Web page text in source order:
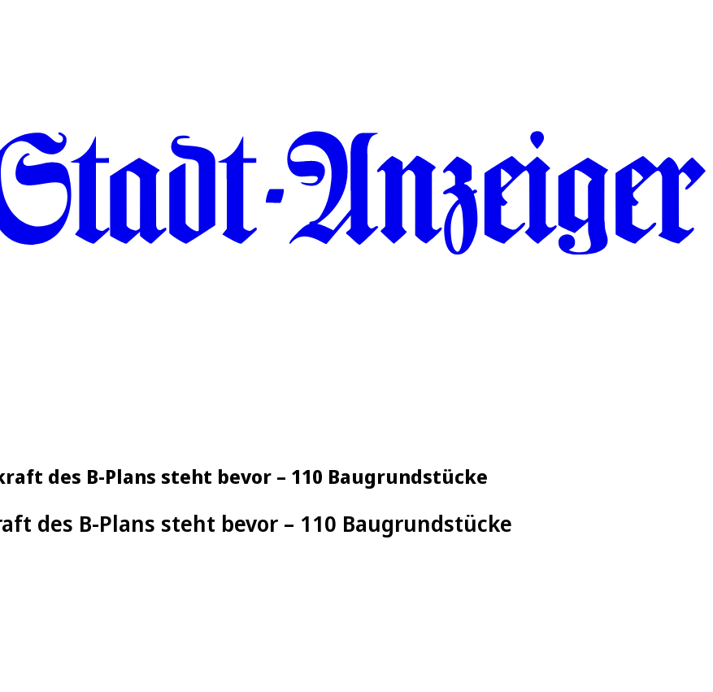
des B-Plans steht bevor – 110 Baugrundstücke
des B-Plans steht bevor – 110 Baugrundstücke